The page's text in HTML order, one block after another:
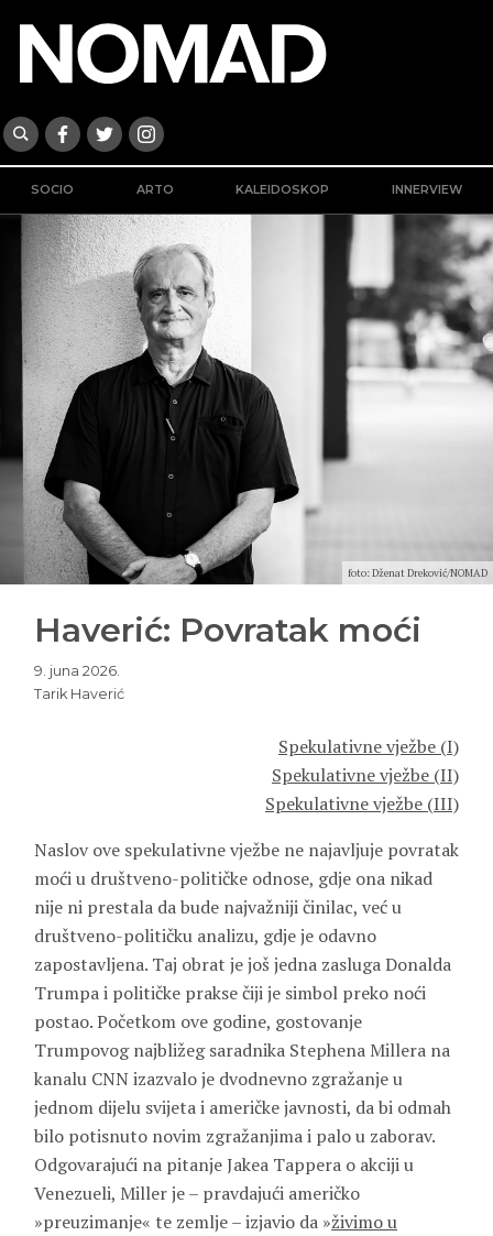
SOCIO ARTO KALEIDOSKOP INNERVIEW
foto: Dženat Dreković/NOMAD
Haverić: Povratak moći
9. juna 2026.
Tarik Haverić
Spekulativne vježbe (I)
Spekulativne vježbe (II)
Spekulativne vježbe (III)
Naslov ove spekulativne vježbe ne najavljuje povratak
moći u društveno-političke odnose, gdje ona nikad
nije ni prestala da bude najvažniji činilac, već u
društveno-političku analizu, gdje je odavno
zapostavljena. Taj obrat je još jedna zasluga Donalda
Trumpa i političke prakse čiji je simbol preko noći
postao. Početkom ove godine, gostovanje
Trumpovog najbližeg saradnika Stephena Millera na
kanalu CNN izazvalo je dvodnevno zgražanje u
jednom dijelu svijeta i američke javnosti, da bi odmah
bilo potisnuto novim zgražanjima i palo u zaborav.
Odgovarajući na pitanje Jakea Tappera o akciji u
Venezueli, Miller je – pravdajući američko
»preuzimanje« te zemlje – izjavio da »živimo u